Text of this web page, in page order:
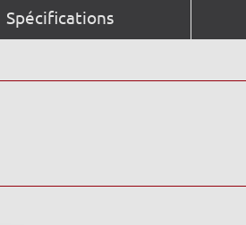
Spécifications